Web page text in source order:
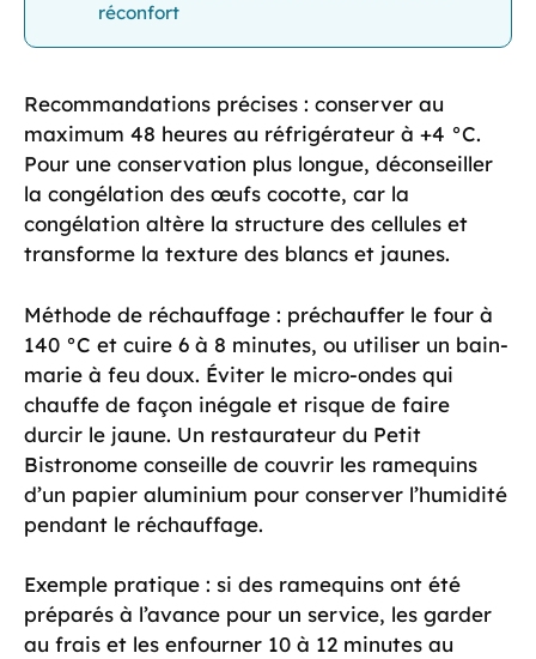
réconfort
Recommandations précises : conserver au
maximum 48 heures au réfrigérateur à +4 °C.
Pour une conservation plus longue, déconseiller
la congélation des œufs cocotte, car la
congélation altère la structure des cellules et
transforme la texture des blancs et jaunes.
Méthode de réchauffage : préchauffer le four à
140 °C et cuire 6 à 8 minutes, ou utiliser un bain-
marie à feu doux. Éviter le micro-ondes qui
chauffe de façon inégale et risque de faire
durcir le jaune. Un restaurateur du Petit
Bistronome conseille de couvrir les ramequins
d’un papier aluminium pour conserver l’humidité
pendant le réchauffage.
Exemple pratique : si des ramequins ont été
préparés à l’avance pour un service, les garder
au frais et les enfourner 10 à 12 minutes au